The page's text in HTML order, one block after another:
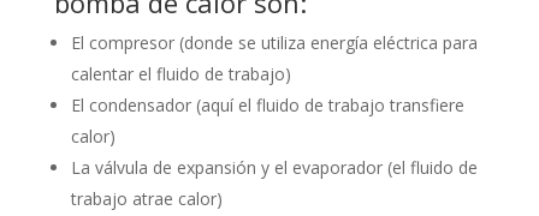
El compresor (donde se utiliza energía eléctrica para
calentar el fluido de trabajo)
El condensador (aquí el fluido de trabajo transfiere
calor)
La válvula de expansión y el evaporador (el fluido de
trabajo atrae calor)